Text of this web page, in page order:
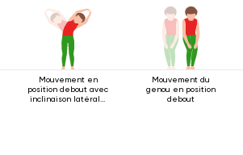
Mouvement en
position debout avec
inclinaison latérale
Mouvement du
genou en position
debout